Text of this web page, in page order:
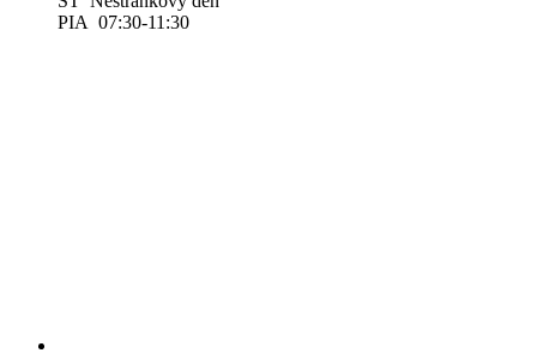
PIA 07:30-11:30